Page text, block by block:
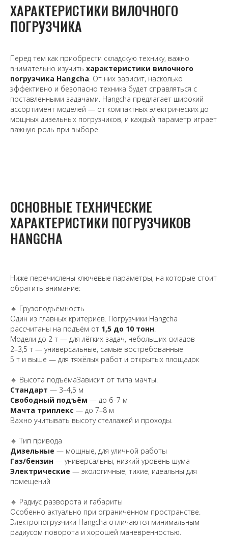
ХАРАКТЕРИСТИКИ ВИЛОЧНОГО
ПОГРУЗЧИКА
Перед тем как приобрести складскую технику, важно
внимательно изучить характеристики вилочного
погрузчика Hangcha. От них зависит, насколько
эффективно и безопасно техника будет справляться с
поставленными задачами. Hangcha предлагает широкий
ассортимент моделей — от компактных электрических до
мощных дизельных погрузчиков, и каждый параметр играет
важную роль при выборе.
ОСНОВНЫЕ ТЕХНИЧЕСКИЕ
ХАРАКТЕРИСТИКИ ПОГРУЗЧИКОВ
HANGCHA
Ниже перечислены ключевые параметры, на которые стоит
обратить внимание:
🔹 Грузоподъёмность
Один из главных критериев. Погрузчики Hangcha
рассчитаны на подъём от 1,5 до 10 тонн.
Модели до 2 т — для лёгких задач, небольших складов
2–3,5 т — универсальные, самые востребованные
5 т и выше — для тяжёлых работ и открытых площадок
🔹 Высота подъёмаЗависит от типа мачты.
Стандарт — 3–4,5 м
Свободный подъём — до 6–7 м
Мачта триплекс — до 7–8 м
Важно учитывать высоту стеллажей и проходы.
🔹 Тип привода
Дизельные — мощные, для уличной работы
Газ/бензин — универсальны, низкий уровень шума
Электрические — экологичные, тихие, идеальны для
помещений
🔹 Радиус разворота и габариты
Особенно актуально при ограниченном пространстве.
Электропогрузчики Hangcha отличаются минимальным
радиусом поворота и хорошей маневренностью.